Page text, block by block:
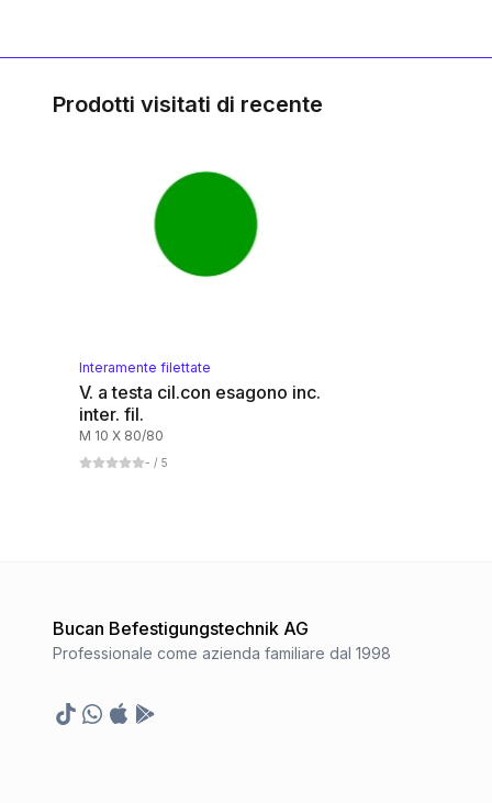
Prodotti visitati di recente
Interamente filettate
V. a testa cil.con esagono inc.
inter. fil.
M 10 X 80/80
- / 5
Bucan Befestigungstechnik AG
Professionale come azienda familiare dal 1998
TikTokWhatsapp
Appstore
Google Play Store